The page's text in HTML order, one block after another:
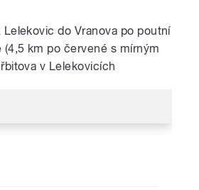
do Vranova po poutní
km po červené s mírným
v Lelekovicích